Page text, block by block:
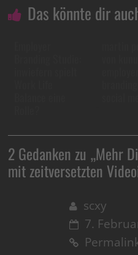
Das könnte dir
2 Gedanken zu „Mehr
mit zeitversetzten
scxy
7.